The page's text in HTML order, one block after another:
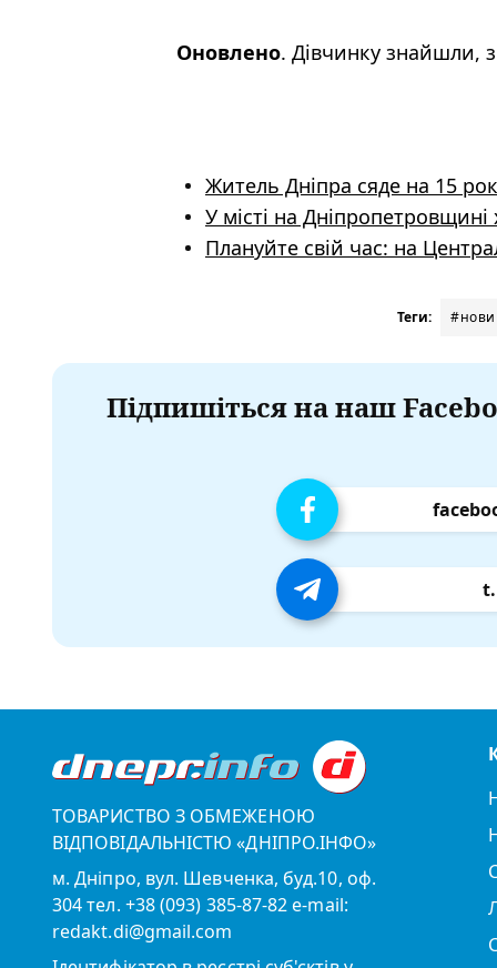
Оновлено. Дівчинку знайшли,
Житель Дніпра сяде на 15
У місті на
Плануйте свій час: на
Теги:
Підпишіться на наш
ТОВАРИСТВО З ОБМЕЖЕНОЮ
ВІДПОВІДАЛЬНІСТЮ «ДНІПРО.ІНФО»
м. Дніпро, вул. Шевченка, буд.10, оф.
304 тел. +38 (093) 385-87-82 e-mail:
redakt.di@gmail.com